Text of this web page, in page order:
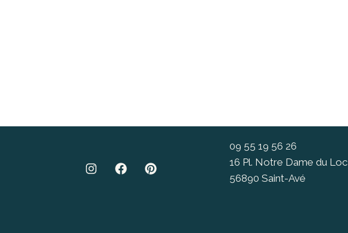
09 55 19 56 26
16 Pl. Notre Dame du Loc
56890 Saint-Avé